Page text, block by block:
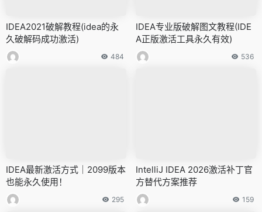
IDEA2021破解教程(idea的永
久破解码成功激活)
484
IDEA专业版破解图文教程(IDE
A正版激活工具永久有效)
536
IDEA最新激活方式｜2099版本
也能永久使用！
295
IntelliJ IDEA 2026激活补丁官
方替代方案推荐
159